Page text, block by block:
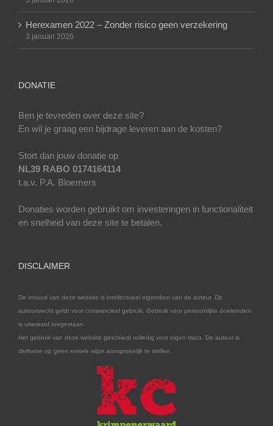
Herexamen 2022 – Zonder risico geen verzekering
3 januari 2026
DONATIE
Ben je tevreden over deze site?
En wil je graag een bijdrage leveren aan de kosten?
Stort dan jouw donatie op
NL39 RABO 0174164114
t.a.v. P.A. Bloemers
Donaties worden gebruikt om investeringen in functionaliteit
en snelheid van deze site te betalen.
DISCLAIMER
De inhoud van deze website is intellectueel eigendom van de auteur. Dit
auteursrecht geldt voor commercieel gebruik. Gebruik voor persoonlijke doeleinden
is uiteraard toegestaan.
Het gebruik van deze website geschiedt volledig voor eigen risico. De auteur is
derhalve op geen enkele wijze aansprakelijk te stellen.